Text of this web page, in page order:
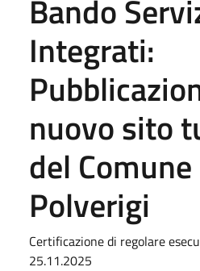
Bando
Integrati:
nuovo sito
del
Polverigi
Certificazione di regolare
25.11.2025